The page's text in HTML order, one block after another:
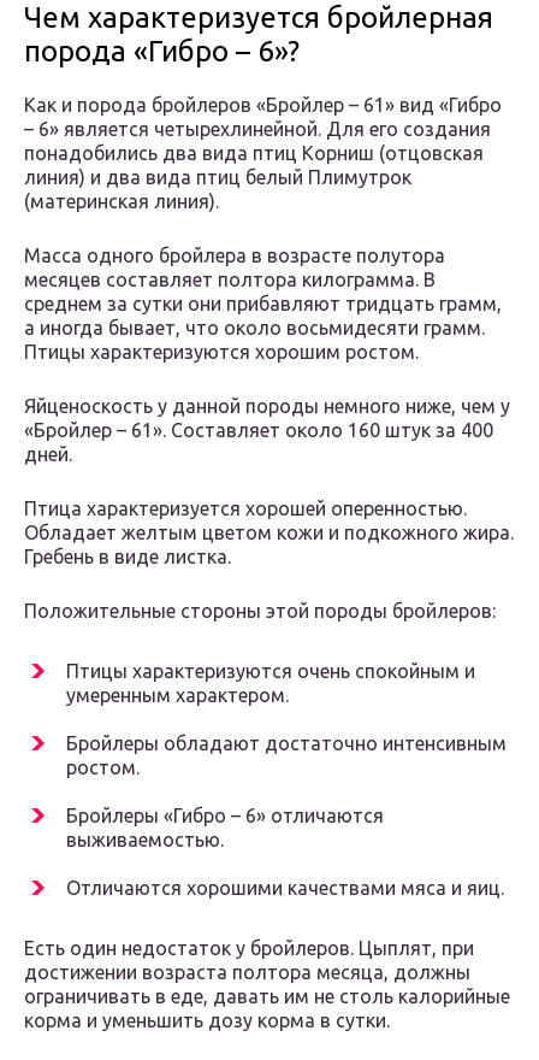
Чем характеризуется бройлерная
порода «Гибро – 6»?
Как и порода бройлеров «Бройлер – 61» вид «Гибро
– 6» является четырехлинейной. Для его создания
понадобились два вида птиц Корниш (отцовская
линия) и два вида птиц белый Плимутрок
(материнская линия).
Масса одного бройлера в возрасте полутора
месяцев составляет полтора килограмма. В
среднем за сутки они прибавляют тридцать грамм,
а иногда бывает, что около восьмидесяти грамм.
Птицы характеризуются хорошим ростом.
Яйценоскость у данной породы немного ниже, чем у
«Бройлер – 61». Составляет около 160 штук за 400
дней.
Птица характеризуется хорошей оперенностью.
Обладает желтым цветом кожи и подкожного жира.
Гребень в виде листка.
Положительные стороны этой породы бройлеров:
Птицы характеризуются очень спокойным и
умеренным характером.
Бройлеры обладают достаточно интенсивным
ростом.
Бройлеры «Гибро – 6» отличаются
выживаемостью.
Отличаются хорошими качествами мяса и яиц.
Есть один недостаток у бройлеров. Цыплят, при
достижении возраста полтора месяца, должны
ограничивать в еде, давать им не столь калорийные
корма и уменьшить дозу корма в сутки.